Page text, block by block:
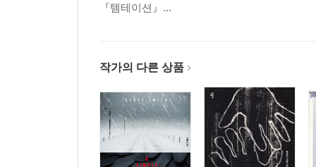
『템테이션』...
작가의 다른 상품